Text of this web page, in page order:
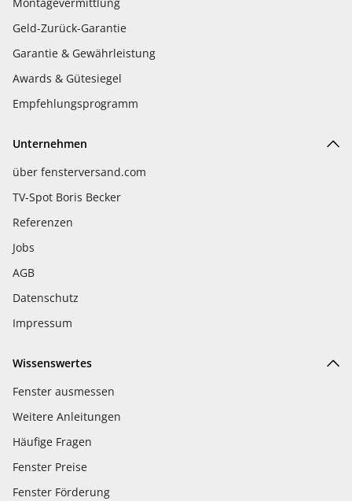
Montagevermittlung
Geld-Zurück-Garantie
Garantie & Gewährleistung
Awards & Gütesiegel
Empfehlungsprogramm
Unternehmen
über fensterversand.com
TV-Spot Boris Becker
Referenzen
Jobs
AGB
Datenschutz
Impressum
Wissenswertes
Fenster ausmessen
Weitere Anleitungen
Häufige Fragen
Fenster Preise
Fenster Förderung